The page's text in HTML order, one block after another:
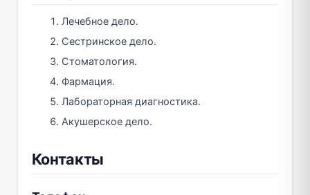
Лечебное дело.
Сестринское дело.
Стоматология.
Фармация.
Лабораторная диагностика.
Акушерское дело.
Контакты